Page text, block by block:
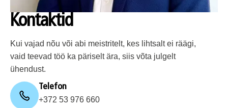
Kontaktid
Kui vajad nõu või abi meistritelt, kes lihtsalt ei räägi,
vaid teevad töö ka päriselt ära, siis võta julgelt
ühendust.
Telefon
+372 53 976 660